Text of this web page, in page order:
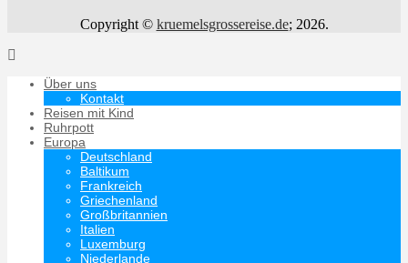
Copyright © kruemelsgrossereise.de; 2026.
Über uns
Kontakt
Reisen mit Kind
Ruhrpott
Europa
Deutschland
Baltikum
Frankreich
Griechenland
Großbritannien
Italien
Luxemburg
Niederlande